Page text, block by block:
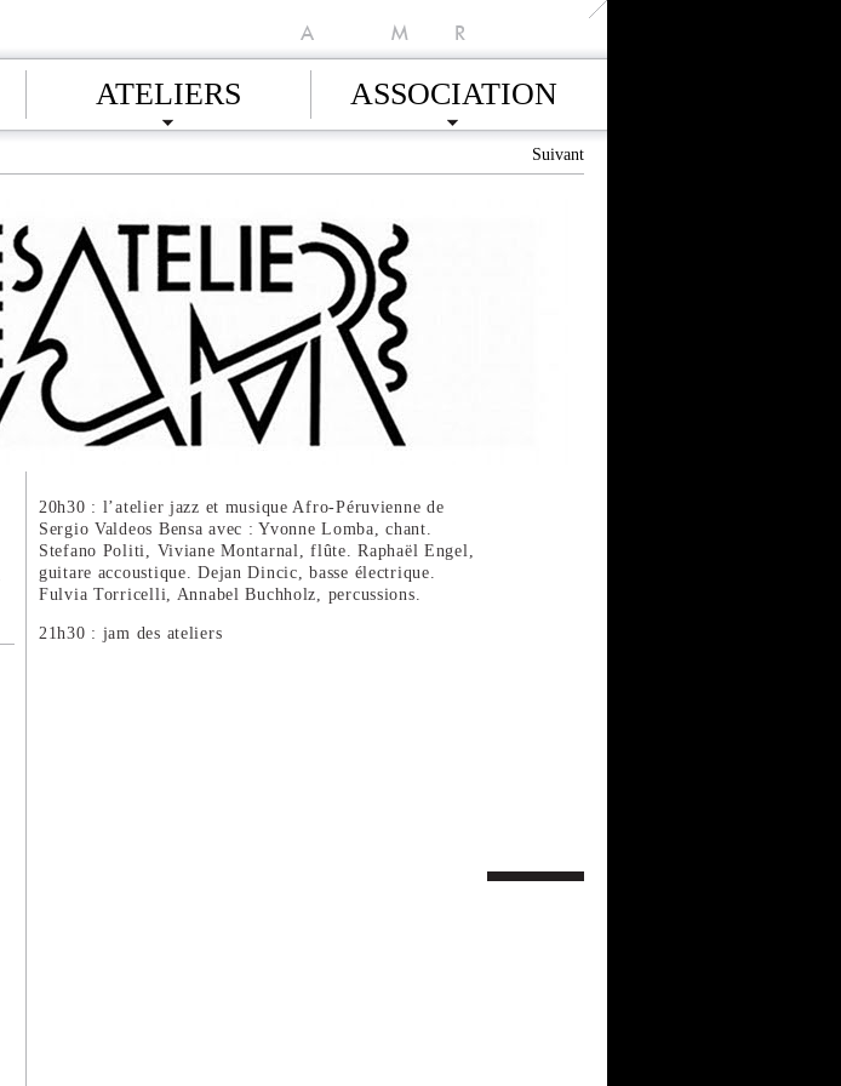
A M R
ATELIERS ASSOCIATION
Suivant
20h30 : l’atelier jazz et musique Afro-Péruvienne de
Sergio Valdeos Bensa avec : Yvonne Lomba, chant.
Stefano Politi, Viviane Montarnal, flûte. Raphaël Engel,
guitare accoustique. Dejan Dincic, basse électrique.
Fulvia Torricelli, Annabel Buchholz, percussions.
21h30 : jam des ateliers